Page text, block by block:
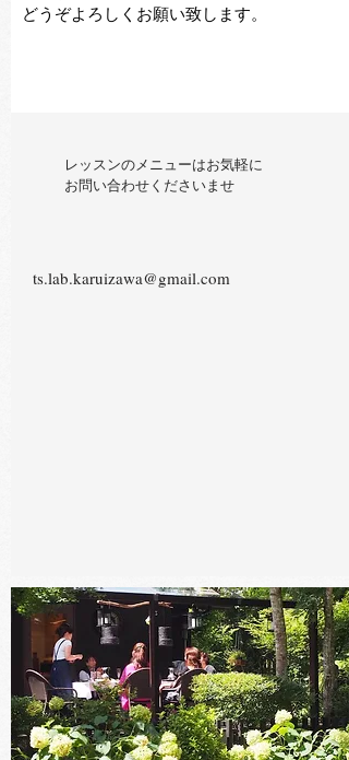
どうぞよろしくお願い致します。
レッスンのメニューはお気軽に
お問い合わせくださいませ
ts.lab.karuizawa@gmail.com